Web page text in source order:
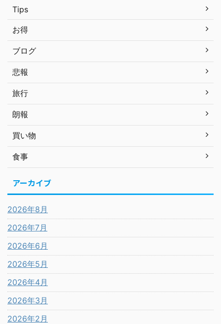
Tips
お得
ブログ
悲報
旅行
朗報
買い物
食事
アーカイブ
2026年8月
2026年7月
2026年6月
2026年5月
2026年4月
2026年3月
2026年2月